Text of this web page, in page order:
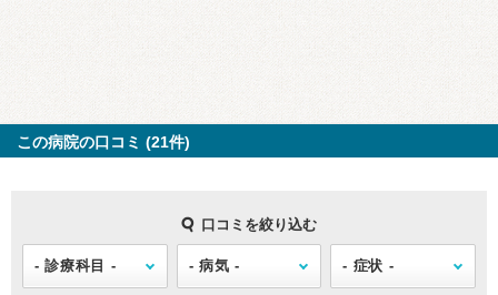
この病院の口コミ (21件)
口コミを絞り込む